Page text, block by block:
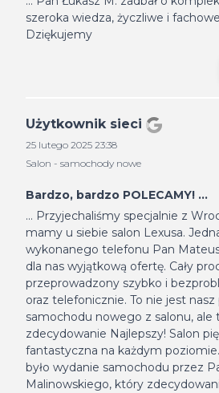
szeroka wiedza, życzliwe i
Dziękujemy
Użytkownik sieci
25 lutego 2025 23:38
Salon - samochody nowe
Bardzo, bardzo POLECAMY! ...
... Przyjechaliśmy specjalnie z
mamy u siebie salon Lexusa.
wykonanego telefonu Pan
dla nas wyjątkową ofertę. Cały
przeprowadzony szybko i
oraz telefonicznie. To nie jest
samochodu nowego z salonu, ale
zdecydowanie Najlepszy! Salon
fantastyczna na każdym
było wydanie samochodu przez
Malinowskiego, który